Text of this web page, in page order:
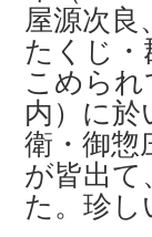
屋源次良
たくじ・
こめら
内）に於
衛・御惣
が皆出て
た。珍し